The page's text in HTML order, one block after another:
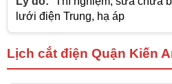
lưới điện Trung, hạ áp
Lịch cắt điện Quận Kiến